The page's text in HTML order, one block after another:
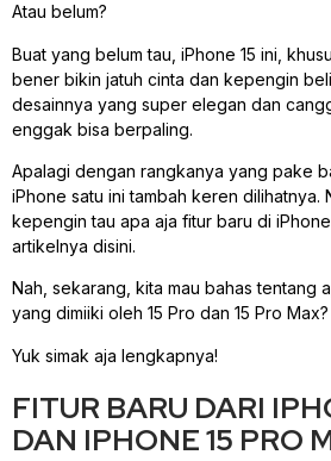
Atau belum?
Buat yang belum tau, iPhone 15 ini,
bener bikin jatuh cinta dan kepengin
desainnya yang super elegan dan
enggak bisa berpaling.
Apalagi dengan rangkanya yang pake
iPhone satu ini tambah keren dilihatnya.
kepengin tau apa aja fitur baru di
artikelnya disini.
Nah, sekarang, kita mau bahas tentang
yang dimiiki oleh 15 Pro dan 15 Pro Max?
Yuk simak aja lengkapnya!
FITUR BARU DARI
DAN IPHONE 15 PRO